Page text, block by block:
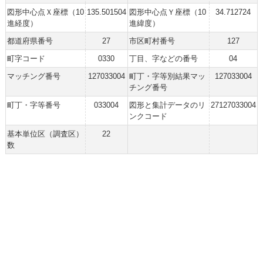
図形中心点Ｘ座標（10
進経度）
135.501504 図形中心点Ｙ座標（10
進緯度）
34.712724
都道府県番号 27 市区町村番号
127
町字コード
0330 丁目、字などの番号
04
マッチング番号
127033004 町丁・字等別結果マッ
チング番号
127033004
町丁・字等番号 033004
図形と集計データのリ
ンクコード
27127033004
基本単位区（調査区）
数
22